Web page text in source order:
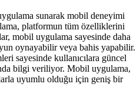
sunarak mobil deneyimi
platformun tüm özelliklerini
mobil uygulama sayesinde daha
oynayabilir veya bahis yapabilir.
sayesinde kullanıcılara güncel
bilgi veriliyor. Mobil uygulama,
uyumlu olduğu için geniş bir